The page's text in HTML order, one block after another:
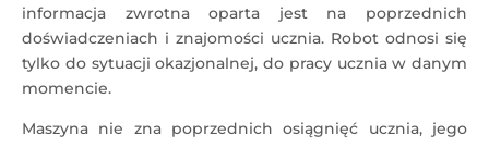
informacja zwrotna oparta jest na poprzednich
doświadczeniach i znajomości ucznia. Robot odnosi się
tylko do sytuacji okazjonalnej, do pracy ucznia w danym
momencie.
Maszyna nie zna poprzednich osiągnięć ucznia, jego